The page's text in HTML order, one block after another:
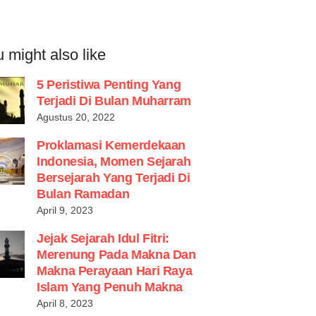
might also like
5 Peristiwa Penting Yang
Terjadi Di Bulan Muharram
Agustus 20, 2022
Proklamasi Kemerdekaan
Indonesia, Momen Sejarah
Bersejarah Yang Terjadi Di
Bulan Ramadan
April 9, 2023
Jejak Sejarah Idul Fitri:
Merenung Pada Makna Dan
Makna Perayaan Hari Raya
Islam Yang Penuh Makna
April 8, 2023